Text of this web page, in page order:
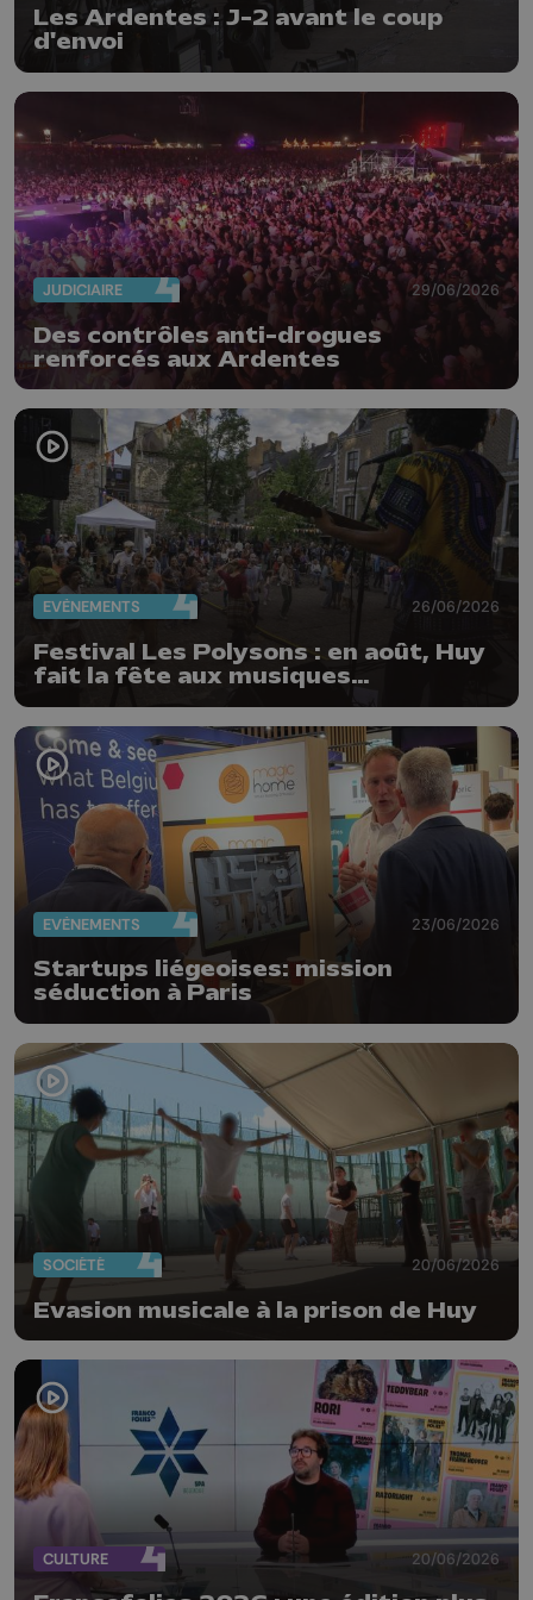
Les Ardentes : J-2 avant le coup
d'envoi
JUDICIAIRE 29/06/2026
Des contrôles anti-drogues
renforcés aux Ardentes
EVÈNEMENTS 26/06/2026
Festival Les Polysons : en août, Huy
fait la fête aux musiques
EVÈNEMENTS 23/06/2026
Startups liégeoises: mission
séduction à Paris
SOCIÉTÉ 20/06/2026
Evasion musicale à la prison de Huy
CULTURE 20/06/2026